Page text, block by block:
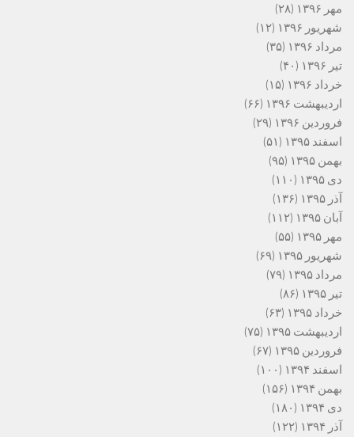
مهر ۱۳۹۶
(۲۸)
شهریور ۱۳۹۶
(۱۲)
مرداد ۱۳۹۶
(۳۵)
تیر ۱۳۹۶
(۴۰)
خرداد ۱۳۹۶
(۱۵)
اردیبهشت ۱۳۹۶
(۶۶)
فروردین ۱۳۹۶
(۲۹)
اسفند ۱۳۹۵
(۵۱)
بهمن ۱۳۹۵
(۹۵)
دی ۱۳۹۵
(۱۱۰)
آذر ۱۳۹۵
(۱۳۶)
آبان ۱۳۹۵
(۱۱۲)
مهر ۱۳۹۵
(۵۵)
شهریور ۱۳۹۵
(۶۹)
مرداد ۱۳۹۵
(۷۹)
تیر ۱۳۹۵
(۸۶)
خرداد ۱۳۹۵
(۶۳)
اردیبهشت ۱۳۹۵
(۷۵)
فروردین ۱۳۹۵
(۶۷)
اسفند ۱۳۹۴
(۱۰۰)
بهمن ۱۳۹۴
(۱۵۶)
دی ۱۳۹۴
(۱۸۰)
آذر ۱۳۹۴
(۱۲۲)